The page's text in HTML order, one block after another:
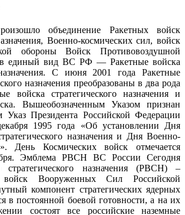
объединение Ракетных войск
Военно-космических сил, войск
обороны Войск Противовоздушной
единый вид ВС РФ — Ракетные войска
назначения. С июня 2001 года Ракетные
назначения преобразованы в два рода
войска стратегического назначения и
Вышеобозначенным Указом признан
Указ Президента Российской Федерации
1995 года «Об установлении Дня
назначения и Дня Военно-
День Космических войск отмечается
Эмблема РВСН ВС России Сегодня
стратегического назначения (РВСН) –
Вооруженных Сил Российской
компонент стратегических ядерных
в постоянной боевой готовности, а на их
состоят все российские наземные